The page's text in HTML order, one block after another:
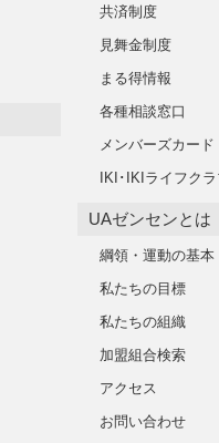
共済制度
見舞金制度
まる得情報
各種相談窓口
メンバーズカード
IKI･IKIライフク
UAゼンセンとは
綱領・運動の基本
私たちの目標
私たちの組織
加盟組合検索
アクセス
お問い合わせ